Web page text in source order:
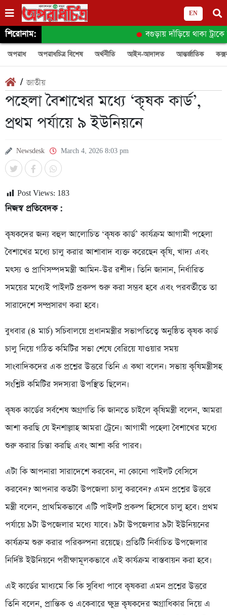
EN
শিরোনাম: বগুড়ায় দাঁড়িয়ে থাকা ট্রাকে
অপরাধ অপরাধচিত্র বিশেষ অর্থনীতি আইন-আদালত আন্তর্জাতিক
/জাতীয়
পহেলা বৈশাখের মধ্যে ‘কৃষক কার্ড’,
প্রথম পর্যায়ে ৯ ইউনিয়নে
Newsdesk March 4, 2026 8:03 pm
Post Views: 183
নিজস্ব প্রতিবেদক :
কৃষকদের জন্য বহুল আলোচিত ‘কৃষক কার্ড’ কার্যক্রম আগামী পহেলা
বৈশাখের মধ্যে চালু করার আশাবাদ ব্যক্ত করেছেন কৃষি, খাদ্য এবং
মৎস্য ও প্রাণিসম্পদমন্ত্রী আমিন-উর রশীদ। তিনি জানান, নির্ধারিত
সময়ের মধ্যেই পাইলট প্রকল্প শুরু করা সম্ভব হবে এবং পরবর্তীতে তা
সারাদেশে সম্প্রসারণ করা হবে।
বুধবার (৪ মার্চ) সচিবালয়ে প্রধানমন্ত্রীর সভাপতিত্বে অনুষ্ঠিত কৃষক কার্ড
চালু নিয়ে গঠিত কমিটির সভা শেষে বেরিয়ে যাওয়ার সময়
সাংবাদিকদের এক প্রশ্নের উত্তরে তিনি এ কথা বলেন। সভায় কৃষিমন্ত্রীসহ
সংশ্লিষ্ট কমিটির সদস্যরা উপস্থিত ছিলেন।
কৃষক কার্ডের সর্বশেষ অগ্রগতি কি জানতে চাইলে কৃষিমন্ত্রী বলেন, আমরা
আশা করছি যে ইনশাল্লাহ আমরা ট্রেনে। আগামী পহেলা বৈশাখের মধ্যে
শুরু করার চিন্তা করছি এবং আশা করি পারব।
এটা কি আপনারা সারাদেশে করবেন, না কোনো পাইলট বেসিসে
করবেন? আপনার কতটা উপজেলা চালু করবেন? এমন প্রশ্নের উত্তরে
মন্ত্রী বলেন, প্রাথমিকভাবে এটি পাইলট প্রকল্প হিসেবে চালু হবে। প্রথম
পর্যায়ে ৯টা উপজেলার মধ্যে যাবে। ৯টা উপজেলার ৯টা ইউনিয়নের
কার্যক্রম শুরু করার পরিকল্পনা রয়েছে। প্রতিটি নির্বাচিত উপজেলার
নির্দিষ্ট ইউনিয়নে পরীক্ষামূলকভাবে এই কার্যক্রম বাস্তবায়ন করা হবে।
এই কার্ডের মাধ্যমে কি কি সুবিধা পাবে কৃষকরা এমন প্রশ্নের উত্তরে
তিনি বলেন, প্রান্তিক ও একেবারে ক্ষুদ্র কৃষকদের অগ্রাধিকার দিয়ে এ